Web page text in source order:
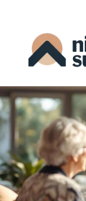
contenuto